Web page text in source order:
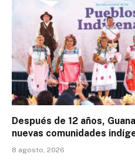
Después de 12 años,
nuevas comunidades
8 agosto, 2026